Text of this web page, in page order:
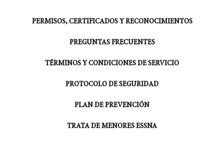
PERMISOS, CERTIFICADOS Y RECONOCIMIENTOS
PREGUNTAS FRECUENTES
TÉRMINOS Y CONDICIONES DE SERVICIO
PROTOCOLO DE SEGURIDAD
PLAN DE PREVENCIÓN
TRATA DE MENORES ESSNA